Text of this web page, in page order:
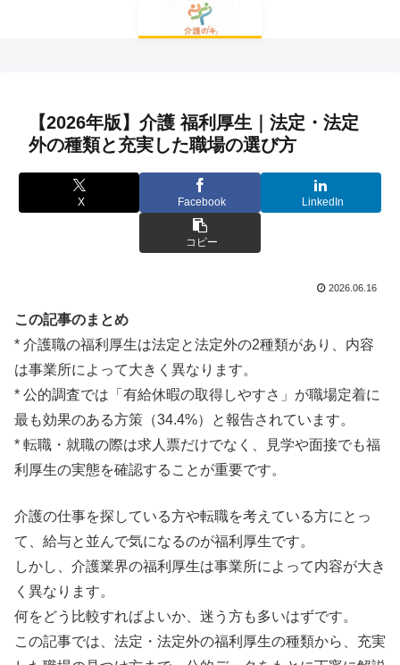
【2026年版】介護 福利厚生｜法定・法定
外の種類と充実した職場の選び方
X Facebook LinkedIn
コピー
2026.06.16
この記事のまとめ
* 介護職の福利厚生は法定と法定外の2種類があり、内容
は事業所によって大きく異なります。
* 公的調査では「有給休暇の取得しやすさ」が職場定着に
最も効果のある方策（34.4%）と報告されています。
* 転職・就職の際は求人票だけでなく、見学や面接でも福
利厚生の実態を確認することが重要です。
介護の仕事を探している方や転職を考えている方にとっ
て、給与と並んで気になるのが福利厚生です。
しかし、介護業界の福利厚生は事業所によって内容が大き
く異なります。
何をどう比較すればよいか、迷う方も多いはずです。
この記事では、法定・法定外の福利厚生の種類から、充実